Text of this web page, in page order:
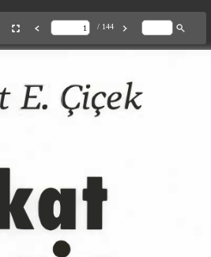
/ 144